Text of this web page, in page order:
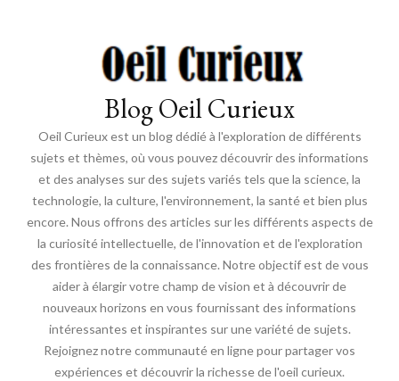
Blog Oeil Curieux
Oeil Curieux est un blog dédié à l'exploration de différents
sujets et thèmes, où vous pouvez découvrir des informations
et des analyses sur des sujets variés tels que la science, la
technologie, la culture, l'environnement, la santé et bien plus
encore. Nous offrons des articles sur les différents aspects de
la curiosité intellectuelle, de l'innovation et de l'exploration
des frontières de la connaissance. Notre objectif est de vous
aider à élargir votre champ de vision et à découvrir de
nouveaux horizons en vous fournissant des informations
intéressantes et inspirantes sur une variété de sujets.
Rejoignez notre communauté en ligne pour partager vos
expériences et découvrir la richesse de l'oeil curieux.